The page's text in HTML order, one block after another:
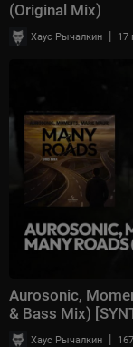
(Original Mix)
Хаус Рычалкин | 17
Aurosonic,
& Bass Mix)
Хаус Рычалкин |